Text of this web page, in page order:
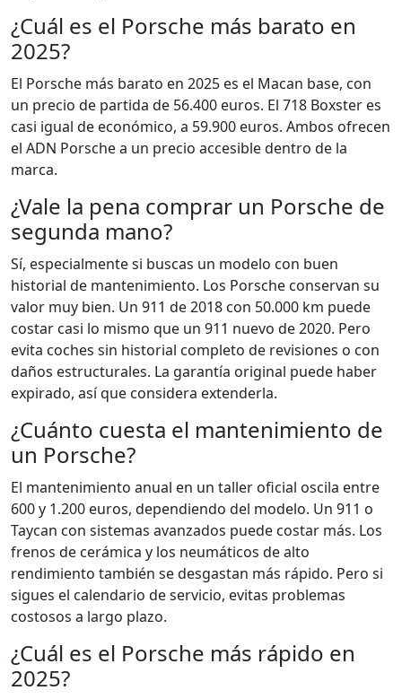
¿Cuál es el Porsche más barato en
2025?
El Porsche más barato en 2025 es el Macan base, con
un precio de partida de 56.400 euros. El 718 Boxster es
casi igual de económico, a 59.900 euros. Ambos ofrecen
el ADN Porsche a un precio accesible dentro de la
marca.
¿Vale la pena comprar un Porsche de
segunda mano?
Sí, especialmente si buscas un modelo con buen
historial de mantenimiento. Los Porsche conservan su
valor muy bien. Un 911 de 2018 con 50.000 km puede
costar casi lo mismo que un 911 nuevo de 2020. Pero
evita coches sin historial completo de revisiones o con
daños estructurales. La garantía original puede haber
expirado, así que considera extenderla.
¿Cuánto cuesta el mantenimiento de
un Porsche?
El mantenimiento anual en un taller oficial oscila entre
600 y 1.200 euros, dependiendo del modelo. Un 911 o
Taycan con sistemas avanzados puede costar más. Los
frenos de cerámica y los neumáticos de alto
rendimiento también se desgastan más rápido. Pero si
sigues el calendario de servicio, evitas problemas
costosos a largo plazo.
¿Cuál es el Porsche más rápido en
2025?